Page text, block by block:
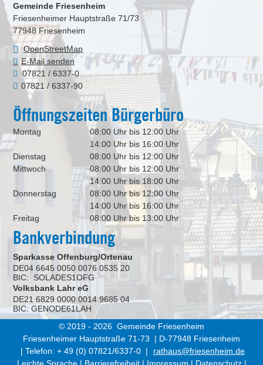
Gemeinde Friesenheim
Friesenheimer Hauptstraße 71/73
77948 Friesenheim
OpenStreetMap
E-Mail senden
07821 / 6337-0
07821 / 6337-90
Öffnungszeiten Bürgerbüro
Montag
08:00 Uhr bis 12:00 Uhr
14:00 Uhr bis 16:00 Uhr
Dienstag
08:00 Uhr bis 12:00 Uhr
Mittwoch
08:00 Uhr bis 12:00 Uhr
14:00 Uhr bis 18:00 Uhr
Donnerstag
08:00 Uhr bis 12:00 Uhr
14:00 Uhr bis 16:00 Uhr
Freitag
08:00 Uhr bis 13:00 Uhr
Bankverbindung
Sparkasse Offenburg/Ortenau
DE04 6645 0050 0076 0535 20
BIC: SOLADES1OFG
Volksbank Lahr eG
DE21 6829 0000 0014 9685 04
BIC: GENODE61LAH
© 2019 - 2026 Gemeinde Friesenheim
Friesenheimer Hauptstraße 71-73 | D-77948 Friesenheim
| Telefon: + 49 (0) 07821/6337-0 |
rathaus@friesenheim.de